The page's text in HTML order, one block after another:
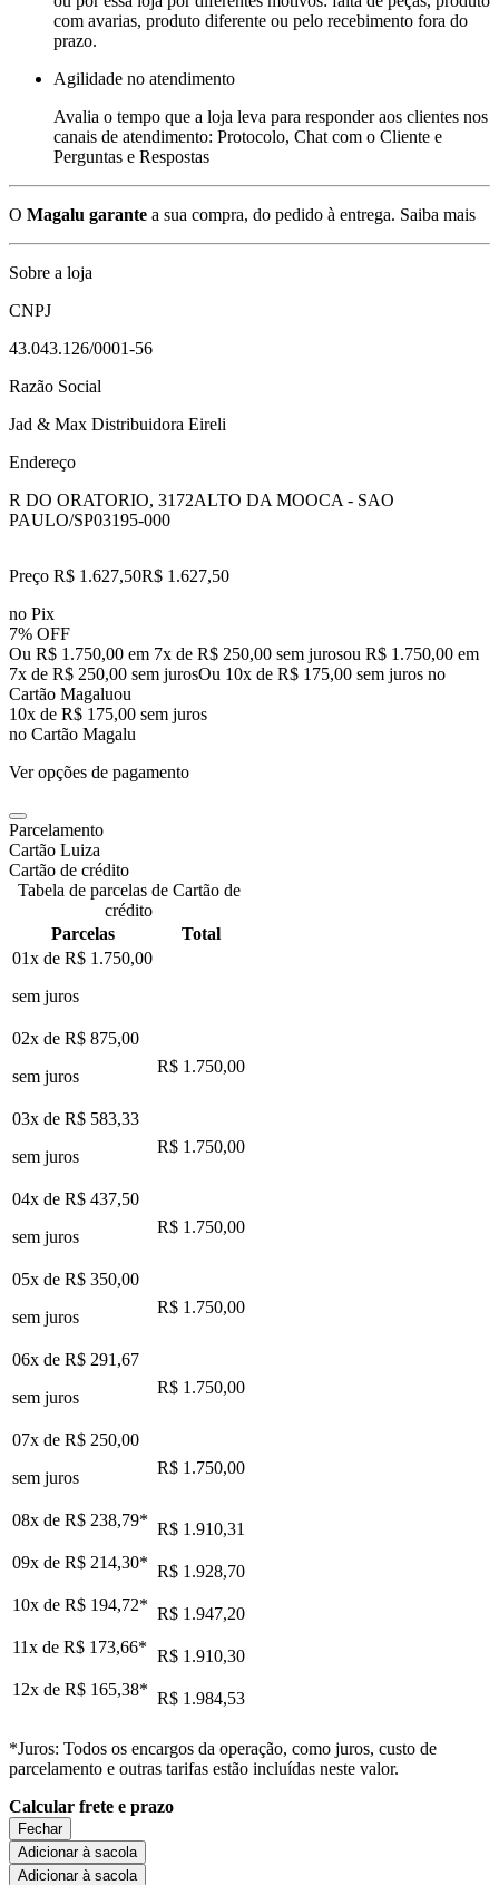
com avarias, produto diferente ou pelo recebimento fora do
prazo.
Agilidade no atendimento
Avalia o tempo que a loja leva para responder aos clientes nos
canais de atendimento: Protocolo, Chat com o Cliente e
Perguntas e Respostas
O Magalu garante a sua compra, do pedido à entrega. Saiba mais
Sobre a loja
CNPJ
43.043.126/0001-56
Razão Social
Jad & Max Distribuidora Eireli
Endereço
R DO ORATORIO, 3172ALTO DA MOOCA - SAO
PAULO/SP03195-000
Preço R$ 1.627,50R$ 1.627,50
no Pix
7% OFF
Ou R$ 1.750,00 em 7x de R$ 250,00 sem jurosou R$ 1.750,00 em
7x de R$ 250,00 sem jurosOu 10x de R$ 175,00 sem juros no
Cartão Magaluou
10x de R$ 175,00 sem juros
no Cartão Magalu
Ver opções de pagamento
Parcelamento
Cartão Luiza
Cartão de crédito
Tabela de parcelas de Cartão de
crédito
Parcelas
Total
01x de R$ 1.750,00
sem juros
02x de R$ 875,00
sem juros
R$ 1.750,00
03x de R$ 583,33
sem juros
R$ 1.750,00
04x de R$ 437,50
sem juros
R$ 1.750,00
05x de R$ 350,00
sem juros
R$ 1.750,00
06x de R$ 291,67
sem juros
R$ 1.750,00
07x de R$ 250,00
sem juros
R$ 1.750,00
08x de R$ 238,79* R$ 1.910,31
09x de R$ 214,30* R$ 1.928,70
10x de R$ 194,72* R$ 1.947,20
11x de R$ 173,66* R$ 1.910,30
12x de R$ 165,38* R$ 1.984,53
*Juros: Todos os encargos da operação, como juros, custo de
parcelamento e outras tarifas estão incluídas neste valor.
Calcular frete e prazo
Fechar
Adicionar à sacola
Adicionar à sacola